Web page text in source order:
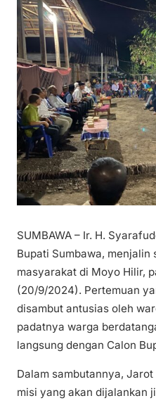
SUMBAWA – Ir. H.
Bupati Sumbawa, menjalin
masyarakat di Moyo Hilir,
(20/9/2024). Pertemuan
disambut antusias oleh
padatnya warga
langsung dengan Calon
Dalam sambutannya,
misi yang akan dijalankan